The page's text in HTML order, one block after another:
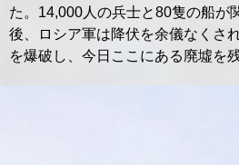
た。14,000人の兵士と80隻の船が
後、ロシア軍は降伏を余儀なくさ
を爆破し、今日ここにある廃墟を